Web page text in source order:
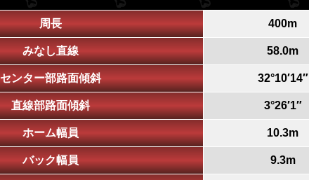
周長 400m
みなし直線 58.0m
センター部路面傾斜 32°10′14″
直線部路面傾斜 3°26′1″
ホーム幅員 10.3m
バック幅員 9.3m